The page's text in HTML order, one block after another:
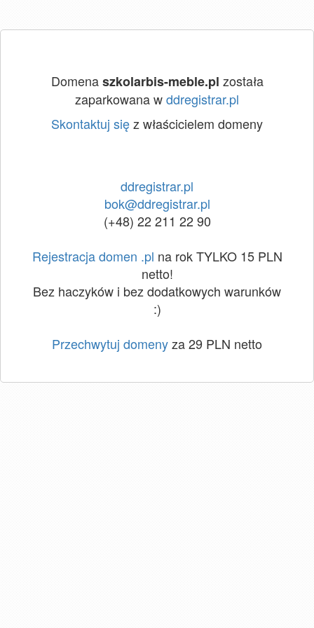
Domenaszkolarbis-meble.pl została
zaparkowana wddregistrar.pl
Skontaktuj sięz właścicielem domeny
ddregistrar.pl
bok@ddregistrar.pl
(+48) 22 211 22 90
Rejestracja domen .pl na rok TYLKO 15 PLN
netto!
Bez haczyków i bez dodatkowych warunków
:)
Przechwytuj domenyza 29 PLN netto